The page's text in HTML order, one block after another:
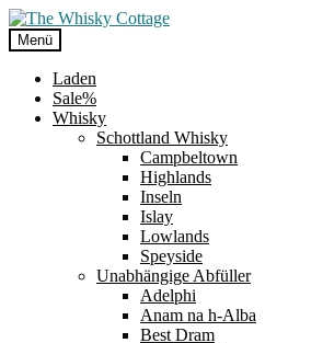
Zur
Navigation
springen
Zum
Inhalt
springen
Menü
Laden
Sale%
Whisky
Schottland Whisky
Campbeltown
Highlands
Inseln
Islay
Lowlands
Speyside
Unabhängige Abfüller
Adelphi
Anam na h-Alba
Best Dram